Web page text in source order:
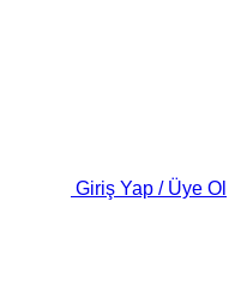
Giriş Yap / Üye Ol